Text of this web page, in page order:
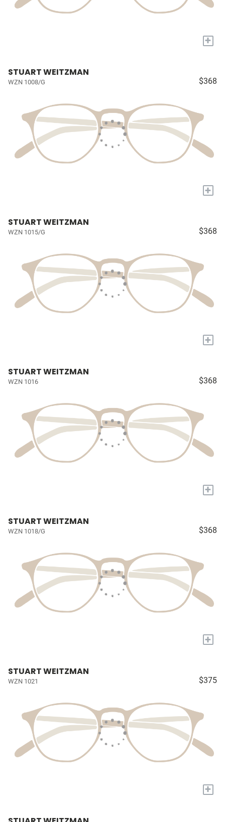
+
STUART WEITZMAN
WZN 1008/G $368
+
STUART WEITZMAN
WZN 1015/G $368
+
STUART WEITZMAN
WZN 1016 $368
+
STUART WEITZMAN
WZN 1018/G $368
+
STUART WEITZMAN
WZN 1021 $375
+